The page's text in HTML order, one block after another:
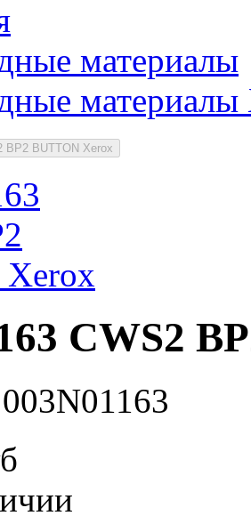
материалы
BP2 BUTTON Xerox
CWS2
003N01163